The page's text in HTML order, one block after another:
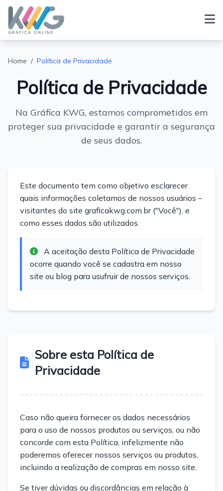
Home / Política de Privacidade
Política de Privacidade
Na Gráfica KWG, estamos comprometidos em
proteger sua privacidade e garantir a segurança
de seus dados.
Este documento tem como objetivo esclarecer
quais informações coletamos de nossos usuários –
visitantes do site graficakwg.com.br ("Você"), e
como esses dados são utilizados.
A aceitação desta Política de Privacidade
ocorre quando você se cadastra em nosso
site ou blog para usufruir de nossos serviços.
Sobre esta Política de
Privacidade
Caso não queira fornecer os dados necessários
para o uso de nossos produtos ou serviços, ou não
concorde com esta Política, infelizmente não
poderemos oferecer nossos serviços ou produtos,
incluindo a realização de compras em nosso site.
Se tiver dúvidas ou discordâncias em relação à